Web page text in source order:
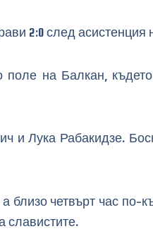
2:0 след
поле на Балкан,
и Лука Рабакидзе.
близо четвърт час по-
славистите.